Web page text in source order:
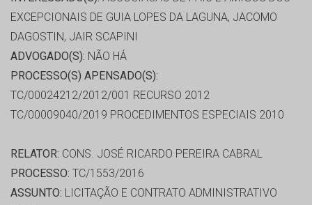
EXCEPCIONAIS DE GUIA LOPES DA LAGUNA, JACOMO
DAGOSTIN, JAIR SCAPINI
ADVOGADO(S): NÃO HÁ
PROCESSO(S) APENSADO(S):
TC/00024212/2012/001 RECURSO 2012
TC/00009040/2019 PROCEDIMENTOS ESPECIAIS 2010
RELATOR: CONS. JOSÉ RICARDO PEREIRA CABRAL
PROCESSO: TC/1553/2016
ASSUNTO: LICITAÇÃO E CONTRATO ADMINISTRATIVO